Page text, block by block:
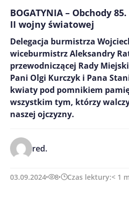
BOGATYNIA – Obchody
II wojny światowej
Delegacja burmistrza
wiceburmistrz Aleksandry
przewodniczącej Rady
Pani Olgi Kurczyk i Pana
kwiaty pod pomnikiem
wszystkim tym, którzy
naszej ojczyzny.
red.
03.09.2024 8 Czas lektury:< 1